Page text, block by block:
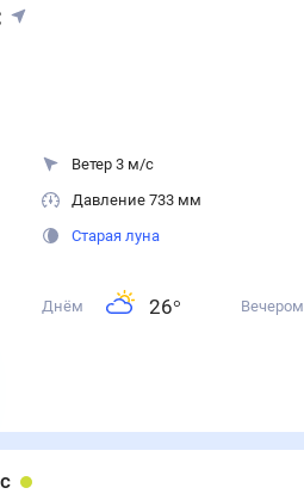
Ветер 3 м/с
Давление 733 мм
Старая луна
Днём 26° Вечером